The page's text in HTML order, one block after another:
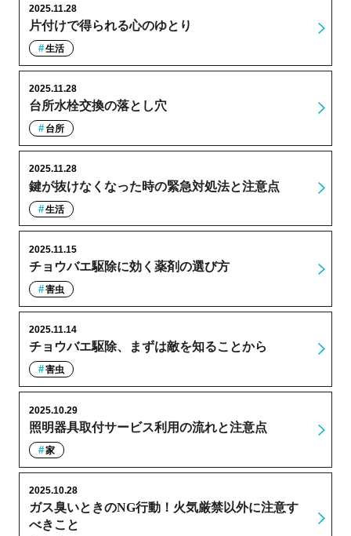
片付けで得られる心のゆとり
2025.11.28
生活
台所水栓交換の落とし穴
2025.11.28
台所
鍵が抜けなくなった時の緊急対処法と注意点
2025.11.28
生活
チョウバエ駆除に効く薬剤の選び方
2025.11.15
害虫
チョウバエ駆除、まずは敵を知ることから
2025.11.14
害虫
照明器具取付サービス利用の流れと注意点
2025.10.29
家
ガス臭いときのNG行動！火気厳禁以外に注意す
べきこと
2025.10.28